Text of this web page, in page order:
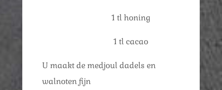
1 tl honing
1 tl cacao
U maakt de medjoul dadels en
walnoten fijn